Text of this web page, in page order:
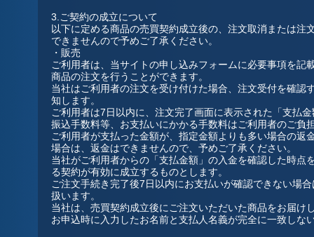
3.ご契約の成立について
以下に定める商品の売買契約成立後の、注文取消または
できませんので予めご了承ください。
・販売
ご利用者は、当サイトの申し込みフォームに必要事項を
商品の注文を行うことができます。
当社はご利用者の注文を受け付けた場合、注文受付を確
知します。
ご利用者は7日以内に、注文完了画面に表示された「支払
振込手数料等、お支払いにかかる手数料はご利用者のご負
ご利用者が支払った金額が、指定金額よりも多い場合の
場合は、返金はできませんので、予めご了承ください。
当社がご利用者からの「支払金額」の入金を確認した時
る契約が有効に成立するものとします。
ご注文手続き完了後7日以内にお支払いが確認できない場
扱います。
当社は、売買契約成立後にご注文いただいた商品をお届け
お申込時に入力したお名前と支払人名義が完全に一致しな